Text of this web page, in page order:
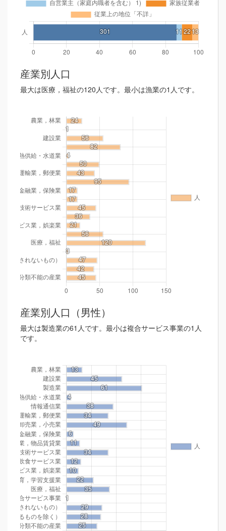
産業別人口
最大は医療，福祉の120人です。最小は漁業の1人です。
産業別人口（男性）
最大は製造業の61人です。最小は複合サービス事業の1人
です。